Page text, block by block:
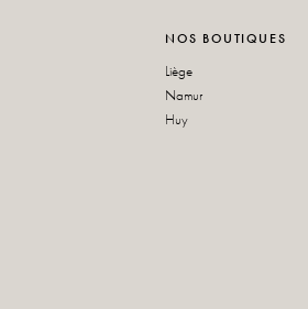
NOS BOUTIQUES
Liège
Namur
Huy